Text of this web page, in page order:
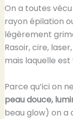
On a toutes
rayon épilation
légèrement
Rasoir, cire,
mais laquelle
Parce qu’ici on
peau douce,
beau glow) on a